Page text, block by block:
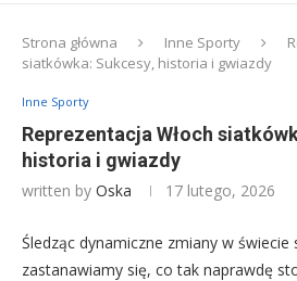
Strona główna Inne Sporty
siatkówka: Sukcesy, historia i gwiazdy
Inne Sporty
Reprezentacja Włoch
historia i gwiazdy
written by Oska 17 lutego, 2026
Śledząc dynamiczne zmiany w
zastanawiamy się, co tak naprawdę